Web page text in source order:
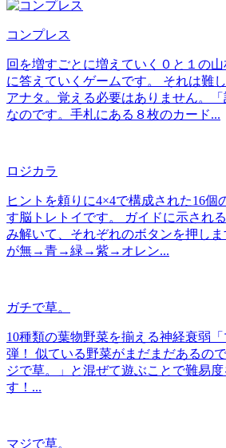
コンプレス
回を増すごとに増えていく０と１の
に答えていくゲームです。 それは難
アナタ。覚える必要はありません。
なのです。手札にある８枚のカード...
ロジカラ
ヒントを頼りに4×4で構成された16個
す脳トレトイです。 ガイドに示され
み解いて、それぞれのボタンを押し
が無→青→緑→紫→オレン...
ガチで草。
10種類の葉物野菜を揃える神経衰弱
弾！ 似ている野菜がまだまだあるの
ジで草。」と混ぜて遊ぶことで難易
す！...
マジで草。